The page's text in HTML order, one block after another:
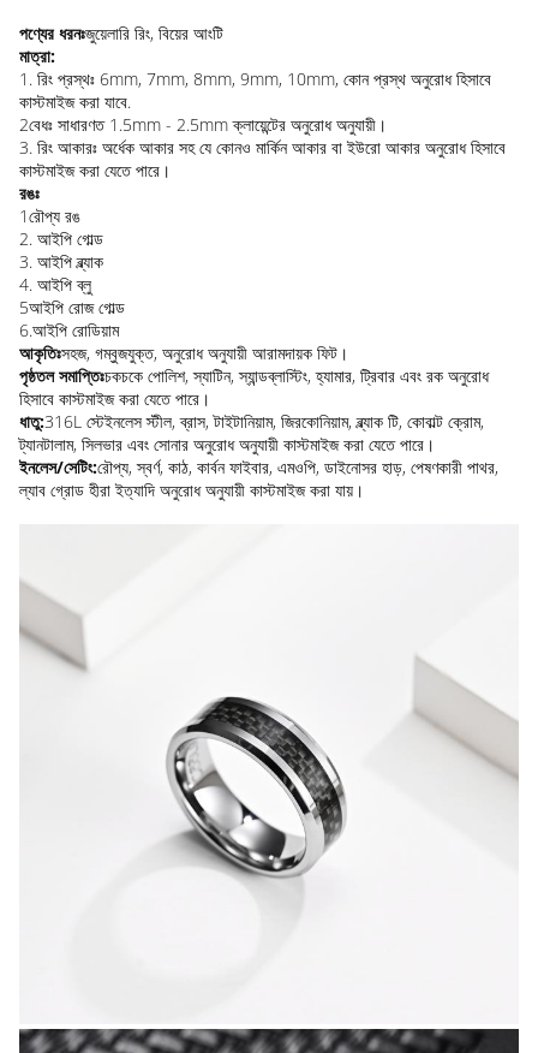
পণ্যের ধরনঃজুয়েলারি রিং, বিয়ের আংটি
মাত্রা:
1. রিং প্রস্থঃ 6mm, 7mm, 8mm, 9mm, 10mm, কোন প্রস্থ অনুরোধ হিসাবে
কাস্টমাইজ করা যাবে.
2বেধঃ সাধারণত 1.5mm - 2.5mm ক্লায়েন্টের অনুরোধ অনুযায়ী।
3. রিং আকারঃ অর্ধেক আকার সহ যে কোনও মার্কিন আকার বা ইউরো আকার অনুরোধ হিসাবে
কাস্টমাইজ করা যেতে পারে।
রঙঃ
1রৌপ্য রঙ
2. আইপি গোল্ড
3. আইপি ব্ল্যাক
4. আইপি ব্লু
5আইপি রোজ গোল্ড
6.আইপি রোডিয়াম
আকৃতিঃসহজ, গম্বুজযুক্ত, অনুরোধ অনুযায়ী আরামদায়ক ফিট।
পৃষ্ঠতল সমাপ্তিঃচকচকে পোলিশ, স্যাটিন, স্যান্ডব্লাস্টিং, হ্যামার, ট্রিবার এবং রক অনুরোধ
হিসাবে কাস্টমাইজ করা যেতে পারে।
ধাতু:316L স্টেইনলেস স্টীল, ব্রাস, টাইটানিয়াম, জিরকোনিয়াম, ব্ল্যাক টি, কোবাল্ট ক্রোম,
ট্যানটালাম, সিলভার এবং সোনার অনুরোধ অনুযায়ী কাস্টমাইজ করা যেতে পারে।
ইনলেস/সেটিং:রৌপ্য, স্বর্ণ, কাঠ, কার্বন ফাইবার, এমওপি, ডাইনোসর হাড়, পেষণকারী পাথর,
ল্যাব গ্রোড হীরা ইত্যাদি অনুরোধ অনুযায়ী কাস্টমাইজ করা যায়।